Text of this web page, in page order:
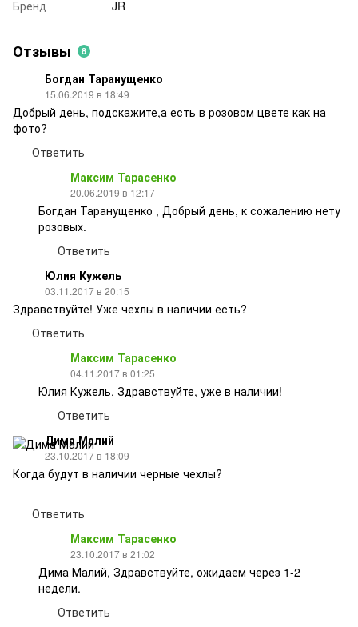
Бренд
JR
Отзывы 8
Богдан Таранущенко
15.06.2019 в 18:49
Добрый день, подскажите,а есть в розовом цвете как на
фото?
Ответить
Максим Тарасенко
20.06.2019 в 12:17
Богдан Таранущенко , Добрый день, к сожалению нету
розовых.
Ответить
Юлия Кужель
03.11.2017 в 20:15
Здравствуйте! Уже чехлы в наличии есть?
Ответить
Максим Тарасенко
04.11.2017 в 01:25
Юлия Кужель, Здравствуйте, уже в наличии!
Ответить
Дима Малий
23.10.2017 в 18:09
Когда будут в наличии черные чехлы?
Ответить
Максим Тарасенко
23.10.2017 в 21:02
Дима Малий, Здравствуйте, ожидаем через 1-2
недели.
Ответить